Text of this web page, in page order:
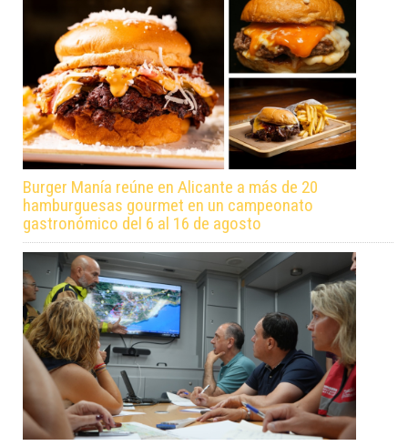
Burger Manía reúne en Alicante a más de 20
hamburguesas gourmet en un campeonato
gastronómico del 6 al 16 de agosto